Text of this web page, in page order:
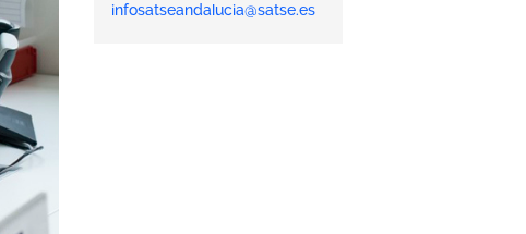
infosatseandalucia@satse.es